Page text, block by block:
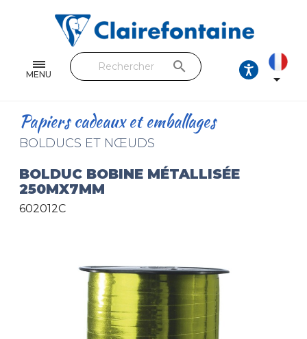
MENU
Feuilles & Copies
Beaux-arts & Dessin
Loisirs créatifs
Papiers cadeaux et emballages
Cuir & trousses
search

Papiers cadeaux et emballages
BOLDUCS ET NŒUDS
BOLDUC BOBINE MÉTALLISÉE
250MX7MM
602012C